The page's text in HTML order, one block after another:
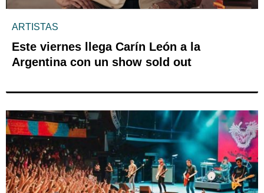
ARTISTAS
Este viernes llega Carín León a la
Argentina con un show sold out